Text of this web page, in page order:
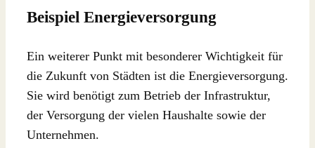
Beispiel Energieversorgung
Ein weiterer Punkt mit besonderer Wichtigkeit für
die Zukunft von Städten ist die Energieversorgung.
Sie wird benötigt zum Betrieb der Infrastruktur,
der Versorgung der vielen Haushalte sowie der
Unternehmen.